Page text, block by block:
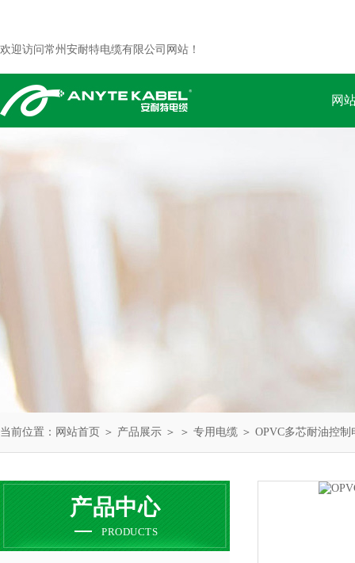
欢迎访问常州安耐特电缆有限公司网站！
网
当前位置： 网站首页 ＞ 产品展示 ＞ ＞ 专用电缆 ＞ OPVC多芯耐油控
产品中心
PRODUCTS